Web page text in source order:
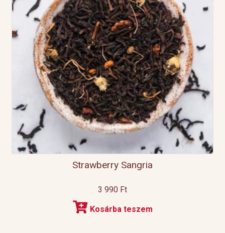
Strawberry Sangria
3 990 Ft
Kosárba teszem